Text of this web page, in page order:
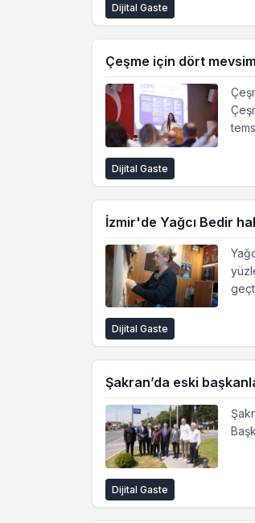
Dijital Gaste
Çeşme için dört
Dijital Gaste
İzmir'de Yağcı Bedir
Dijital Gaste
Şakran’da eski
Dijital Gaste